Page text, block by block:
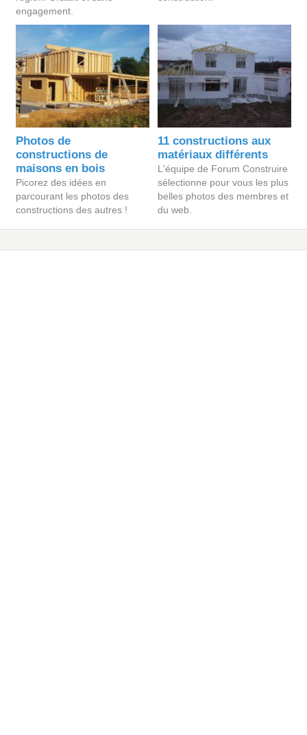
engagement.
Photos de
constructions de
maisons en bois
Picorez des idées en
parcourant les photos des
constructions des autres !
11 constructions aux
matériaux différents
L'équipe de Forum Construire
sélectionne pour vous les plus
belles photos des membres et
du web.